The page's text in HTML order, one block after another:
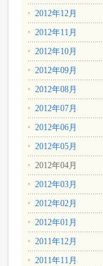
2012年12月
2012年11月
2012年10月
2012年09月
2012年08月
2012年07月
2012年06月
2012年05月
2012年04月
2012年03月
2012年02月
2012年01月
2011年12月
2011年11月